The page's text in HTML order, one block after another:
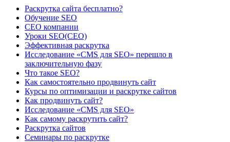
Раскрутка сайта бесплатно?
Обучение SEO
CEO компании
Уроки SEO(СЕО)
Эффективная раскрутка
Исследование «CMS для SEO» перешло в
заключительную фазу
Что такое SEO?
Как самостоятельно продвинуть сайт
Курсы по оптимизации и раскрутке сайтов
Как продвинуть сайт?
Исследование «CMS для SEO»
Как самому раскрутить сайт?
Раскрутка сайтов
Семинары по раскрутке